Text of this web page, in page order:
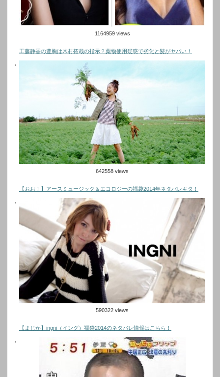
1164959 views
工藤静香の豊胸は木村拓哉の指示？薬物使用疑惑で劣化と髪がヤバい！
642558 views
【おお！】アースミュージック＆エコロジーの福袋2014年ネタバレキタ！
590322 views
【まじか】ingni（イング）福袋2014のネタバレ情報はこちら！